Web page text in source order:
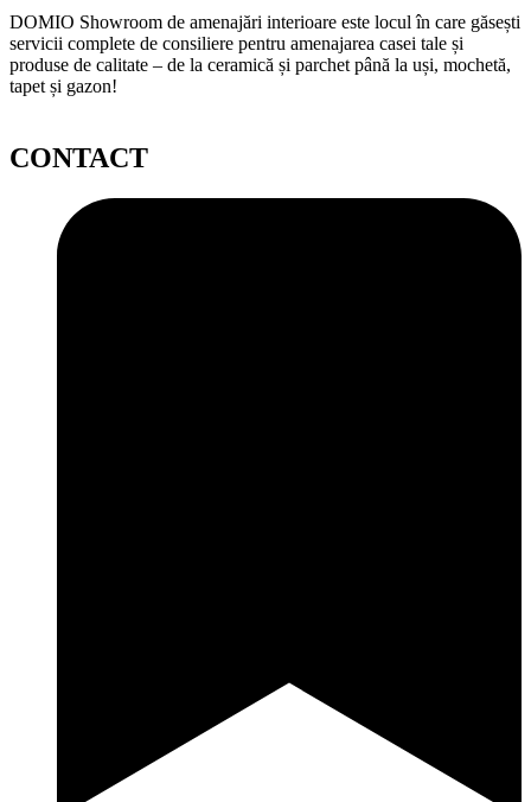
DOMIO Showroom de amenajări interioare este locul în care găsești
servicii complete de consiliere pentru amenajarea casei tale și
produse de calitate – de la ceramică și parchet până la uși, mochetă,
tapet și gazon!
CONTACT